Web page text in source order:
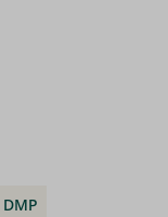
DMP